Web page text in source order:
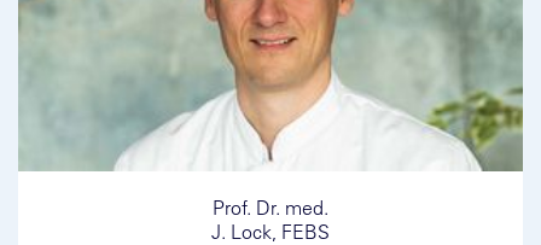
Prof. Dr. med.
J. Lock, FEBS